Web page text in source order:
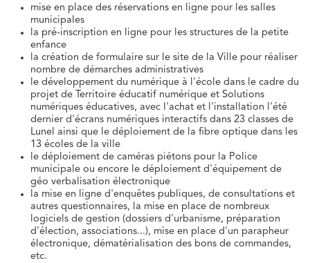
mise en place des réservations en ligne pour les salles
municipales
la pré-inscription en ligne pour les structures de la petite
enfance
la création de formulaire sur le site de la Ville pour réaliser
nombre de démarches administratives
le développement du numérique à l'école dans le cadre du
projet de Territoire éducatif numérique et Solutions
numériques éducatives, avec l'achat et l'installation l'été
dernier d'écrans numériques interactifs dans 23 classes de
Lunel ainsi que le déploiement de la fibre optique dans les
13 écoles de la ville
le déploiement de caméras piétons pour la Police
municipale ou encore le déploiement d'équipement de
géo verbalisation électronique
la mise en ligne d'enquêtes publiques, de consultations et
autres questionnaires, la mise en place de nombreux
logiciels de gestion (dossiers d'urbanisme, préparation
d'élection, associations...), mise en place d'un parapheur
électronique, dématérialisation des bons de commandes,
etc.